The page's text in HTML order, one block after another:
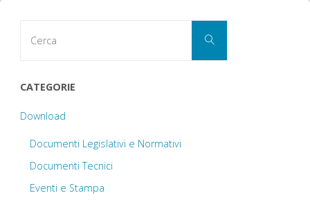
Cerca
CATEGORIE
Download
Documenti Legislativi e Normativi
Documenti Tecnici
Eventi e Stampa